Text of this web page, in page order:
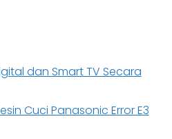
dan Smart TV Secara
Cuci Panasonic Error E3